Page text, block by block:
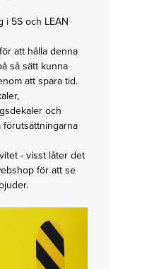
Consul
Efficient
n
Logistics
Planning
i 5S och LEAN
att hålla denna
så sätt kunna
att spara tid.
och
förutsättningarna
- visst låter det
för att se